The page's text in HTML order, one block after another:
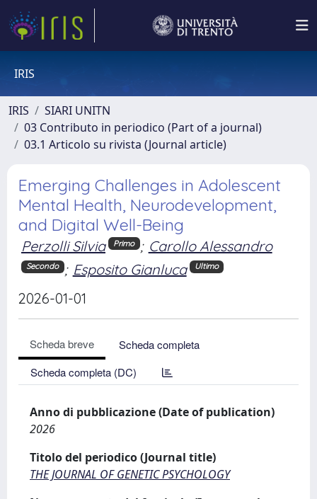
IRIS
IRIS
SIARI UNITN
03 Contributo in periodico (Part of a journal)
03.1 Articolo su rivista (Journal article)
Emerging Challenges in Adolescent
Mental Health, Neurodevelopment,
and Digital Well-Being
Perzolli Silvia Primo ; Carollo Alessandro
Secondo ; Esposito Gianluca Ultimo
2026-01-01
Scheda breve
Scheda completa
Scheda completa (DC)
Anno di pubblicazione (Date of publication)
2026
Titolo del periodico (Journal title)
THE JOURNAL OF GENETIC PSYCHOLOGY